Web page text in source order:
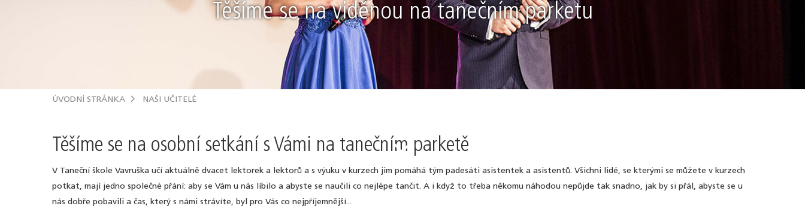
Těšíme se na viděnou na tanečním parketu
.
ÚVODNÍ STRÁNKA NAŠI UČITELÉ
Těšíme se na osobní setkání s Vámi na tanečním parketě
V Taneční škole Vavruška učí aktuálně dvacet lektorek a lektorů a s výuku v kurzech jim pomáhá tým padesáti asistentek a asistentů. Všichni lidé, se kterými se můžete v kurzech
potkat, mají jedno společné přání: aby se Vám u nás líbilo a abyste se naučili co nejlépe tančit. A i když to třeba někomu náhodou nepůjde tak snadno, jak by si přál, abyste se u
nás dobře pobavili a čas, který s námi strávíte, byl pro Vás co nejpříjemnější...